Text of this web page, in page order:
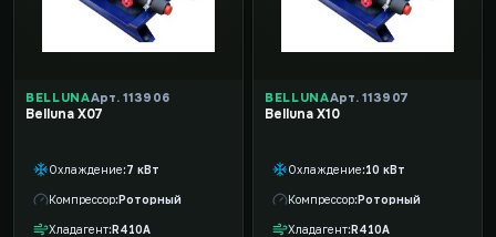
BELLUNAАрт. 113906
Belluna X07
Охлаждение 7 кВт
Компрессор Роторный
Хладагент R410A
BELLUNAАрт. 113907
Belluna X10
Охлаждение 10 кВт
Компрессор Роторный
Хладагент R410A